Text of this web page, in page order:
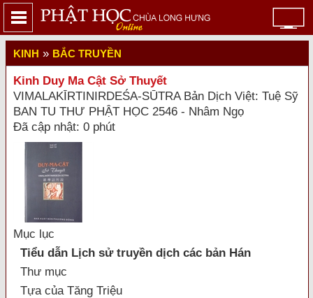
KINH » BẮC TRUYỀN
Kinh Duy Ma Cật Sở Thuyết
VIMALAKĪRTINIRDEŚA-SŪTRA Bản Dịch Việt: Tuệ Sỹ
BAN TU THƯ PHẬT HỌC 2546 - Nhâm Ngọ
Đã cập nhật: 0 phút
Mục lục
Tiểu dẫn Lịch sử truyền dịch các bản Hán
Thư mục
Tựa của Tăng Triệu